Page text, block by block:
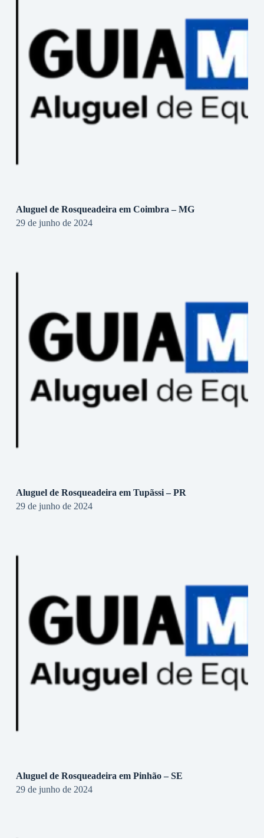
Aluguel de Rosqueadeira em Coimbra – MG
29 de junho de 2024
Aluguel de Rosqueadeira em Tupãssi – PR
29 de junho de 2024
Aluguel de Rosqueadeira em Pinhão – SE
29 de junho de 2024